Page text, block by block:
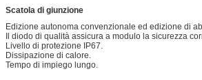
Scatola di giunzione
Edizione autonoma convenzionale ed edizione di
Il diodo di qualità assicura a modulo la sicurezza
Livello di protezione IP67.
Dissipazione di calore.
Tempo di impiego lungo.